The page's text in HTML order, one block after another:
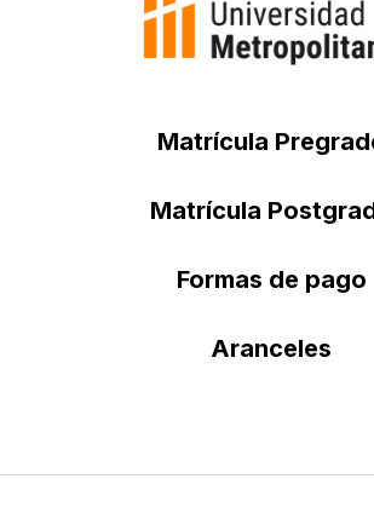
Matrícula
Matrícula
Formas de pago
Aranceles